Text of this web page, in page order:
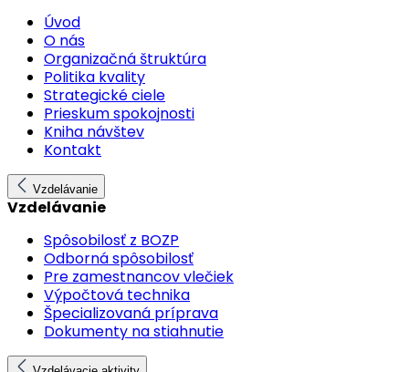
Úvod
O nás
Organizačná štruktúra
Politika kvality
Strategické ciele
Prieskum spokojnosti
Kniha návštev
Kontakt
Vzdelávanie
Vzdelávanie
Spôsobilosť z BOZP
Odborná spôsobilosť
Pre zamestnancov vlečiek
Výpočtová technika
Špecializovaná príprava
Dokumenty na stiahnutie